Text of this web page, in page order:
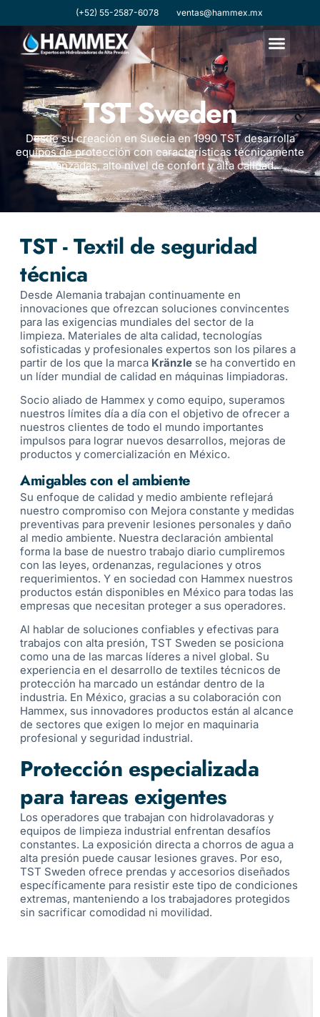
(+52) 55-2587-6078 ventas@hammex.mx
TST Sweden
Desde su creación en Suecia en 1990 TST desarrolla
equipos de protección con características técnicamente
avanzadas, alto nivel de confort y alta calidad.
TST - Textil de seguridad
técnica
Desde Alemania trabajan continuamente en
innovaciones que ofrezcan soluciones convincentes
para las exigencias mundiales del sector de la
limpieza. Materiales de alta calidad, tecnologías
sofisticadas y profesionales expertos son los pilares a
partir de los que la marca Kränzle se ha convertido en
un líder mundial de calidad en máquinas limpiadoras.
Socio aliado de Hammex y como equipo, superamos
nuestros límites día a día con el objetivo de ofrecer a
nuestros clientes de todo el mundo importantes
impulsos para lograr nuevos desarrollos, mejoras de
productos y comercialización en México.
Amigables con el ambiente
Su enfoque de calidad y medio ambiente reflejará
nuestro compromiso con Mejora constante y medidas
preventivas para prevenir lesiones personales y daño
al medio ambiente. Nuestra declaración ambiental
forma la base de nuestro trabajo diario cumpliremos
con las leyes, ordenanzas, regulaciones y otros
requerimientos. Y en sociedad con Hammex nuestros
productos están disponibles en México para todas las
empresas que necesitan proteger a sus operadores.
Al hablar de soluciones confiables y efectivas para
trabajos con alta presión, TST Sweden se posiciona
como una de las marcas líderes a nivel global. Su
experiencia en el desarrollo de textiles técnicos de
protección ha marcado un estándar dentro de la
industria. En México, gracias a su colaboración con
Hammex, sus innovadores productos están al alcance
de sectores que exigen lo mejor en maquinaria
profesional y seguridad industrial.
Protección especializada
para tareas exigentes
Los operadores que trabajan con hidrolavadoras y
equipos de limpieza industrial enfrentan desafíos
constantes. La exposición directa a chorros de agua a
alta presión puede causar lesiones graves. Por eso,
TST Sweden ofrece prendas y accesorios diseñados
específicamente para resistir este tipo de condiciones
extremas, manteniendo a los trabajadores protegidos
sin sacrificar comodidad ni movilidad.